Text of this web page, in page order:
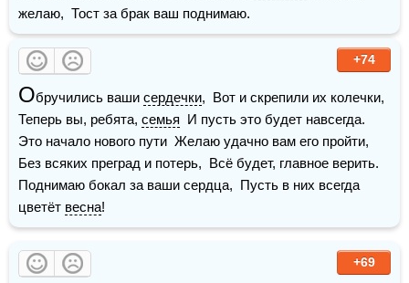
желаю,  Тост за брак ваш поднимаю.
+74
Обручились ваши сердечки,  Вот и скрепили их колечки,
Теперь вы, ребята, семья
  И пусть это будет навсегда.
Это начало нового пути  Желаю удачно вам его пройти,
Без всяких преград и потерь,  Всё будет, главное верить.
Поднимаю бокал за ваши сердца,  Пусть в них всегда
цветёт весна!
+69